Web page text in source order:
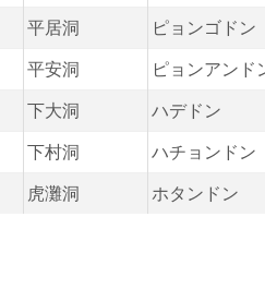
平居洞 ピョンゴドン
平安洞 ピョンアンド
下大洞 ハデドン
下村洞 ハチョンドン
虎灘洞 ホタンドン